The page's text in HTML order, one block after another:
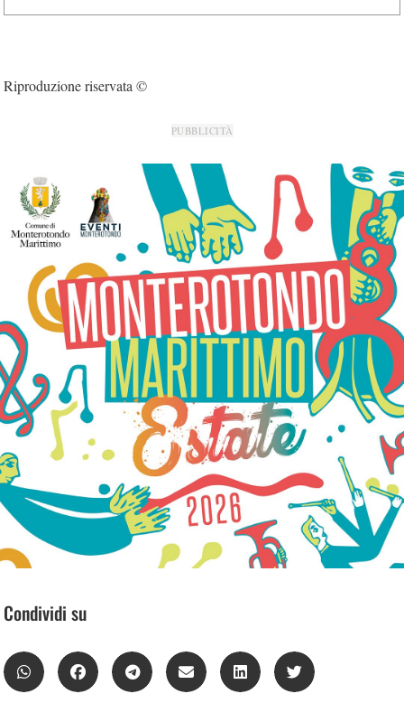
Riproduzione riservata ©
PUBBLICITÀ
Condividi su